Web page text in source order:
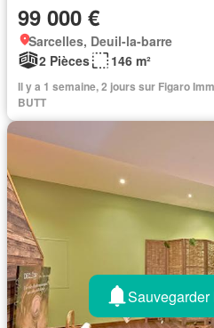
99 000 €
Sarcelles, Deuil-la-barre
2 Pièces
146 m²
Il y a 1 semaine, 2 jours sur Figaro
BUTT